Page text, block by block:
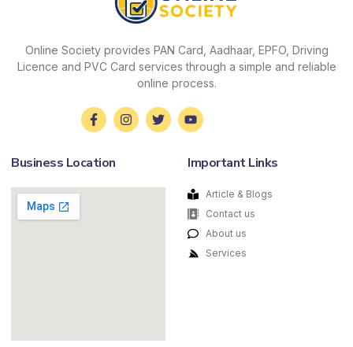
Online Society provides PAN Card, Aadhaar, EPFO, Driving
Licence and PVC Card services through a simple and reliable
online process.
Business Location Important Links
Article & Blogs
Contact us
About us
Services